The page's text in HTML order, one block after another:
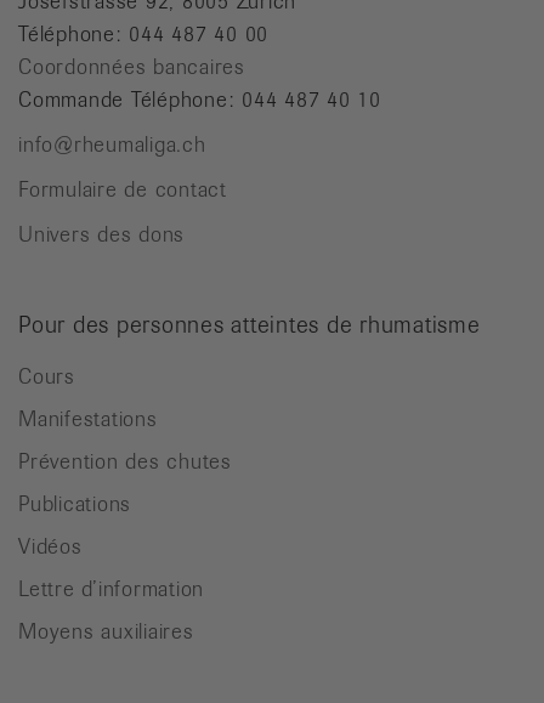
Téléphone: 044 487 40 00
Coordonnées bancaires
Commande Téléphone: 044 487 40 10
info@rheumaliga.ch
Formulaire de contact
Univers des dons
Pour des personnes atteintes de rhumatisme
Cours
Manifestations
Prévention des chutes
Publications
Vidéos
Lettre d’information
Moyens auxiliaires